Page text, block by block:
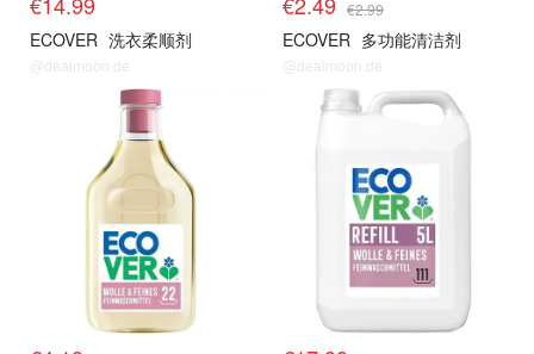
ECOVER 洗衣柔顺剂
@dealmoon.de
€2.99
ECOVER 多功能清洁剂
@dealmoon.de